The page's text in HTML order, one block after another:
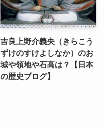
吉良上野介義央（きらこう
ずけのすけよしなか）のお
城や領地や石高は？【日本
の歴史ブログ】